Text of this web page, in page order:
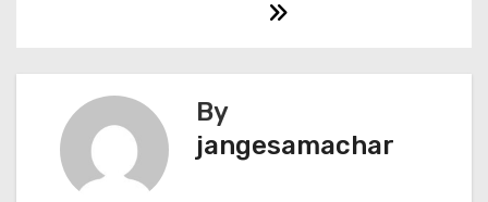
By
jangesamachar